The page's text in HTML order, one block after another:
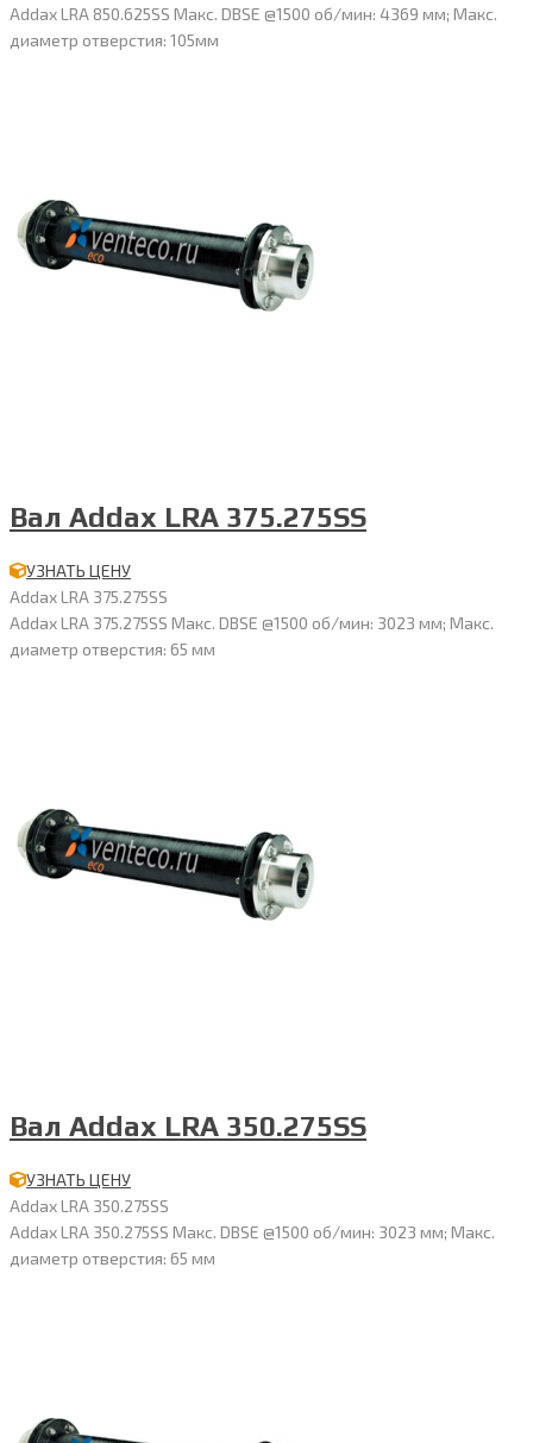
Addax LRA 850.625SS Макс. DBSE @1500 об/мин: 4369 мм; Макс.
диаметр отверстия: 105мм
Вал Addax LRA 375.275SS
УЗНАТЬ ЦЕНУ
Addax LRA 375.275SS
Addax LRA 375.275SS Макс. DBSE @1500 об/мин: 3023 мм; Макс.
диаметр отверстия: 65 мм
Вал Addax LRA 350.275SS
УЗНАТЬ ЦЕНУ
Addax LRA 350.275SS
Addax LRA 350.275SS Макс. DBSE @1500 об/мин: 3023 мм; Макс.
диаметр отверстия: 65 мм